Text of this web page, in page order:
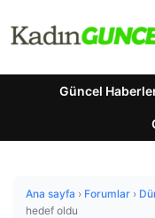
Güncel
Ana sayfa › Forumlar ›
hedef oldu